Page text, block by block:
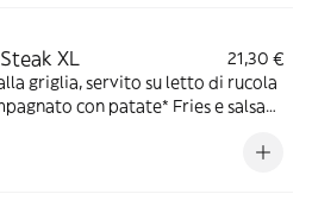
XL
21,30 €
griglia, servito su letto di rucola
con patate* Fries e salsa